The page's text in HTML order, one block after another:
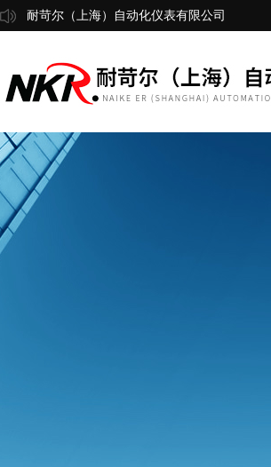
耐苛尔（上海）自动化仪表有限公司